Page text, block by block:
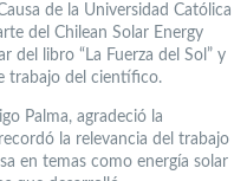
de la Universidad Católica
del Chilean Solar Energy
del libro “La Fuerza del Sol” y
trabajo del científico.
Palma, agradeció la
la relevancia del trabajo
en temas como energía solar